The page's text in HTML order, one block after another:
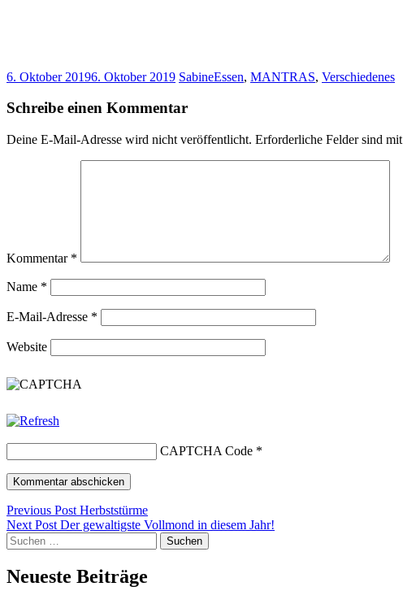
6. Oktober 20196. Oktober 2019 SabineEssen, MANTRAS, Verschiedenes
Schreibe einen Kommentar
Deine E-Mail-Adresse wird nicht veröffentlicht. Erforderliche Felder sind mit
Kommentar *
Name *
E-Mail-Adresse *
Website
CAPTCHA Code *
Beitragsnavigation
Previous Post Herbststürme
Next Post Der gewaltigste Vollmond in diesem Jahr!
Suchen
nach:
Neueste Beiträge